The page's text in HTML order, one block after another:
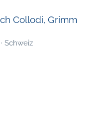
Collodi, Grimm
Schweiz